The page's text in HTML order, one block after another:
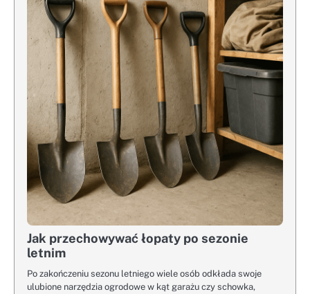
Jak przechowywać łopaty po sezonie
letnim
Po zakończeniu sezonu letniego wiele osób odkłada swoje
ulubione narzędzia ogrodowe w kąt garażu czy schowka,